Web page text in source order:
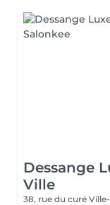
Dessange
Ville
38, rue du curé